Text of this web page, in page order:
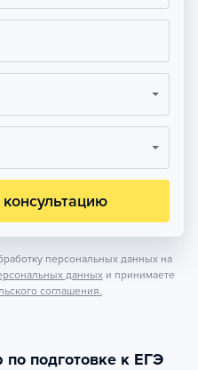
персональных данных на
данных и принимаете
соглашения.
подготовке к ЕГЭ